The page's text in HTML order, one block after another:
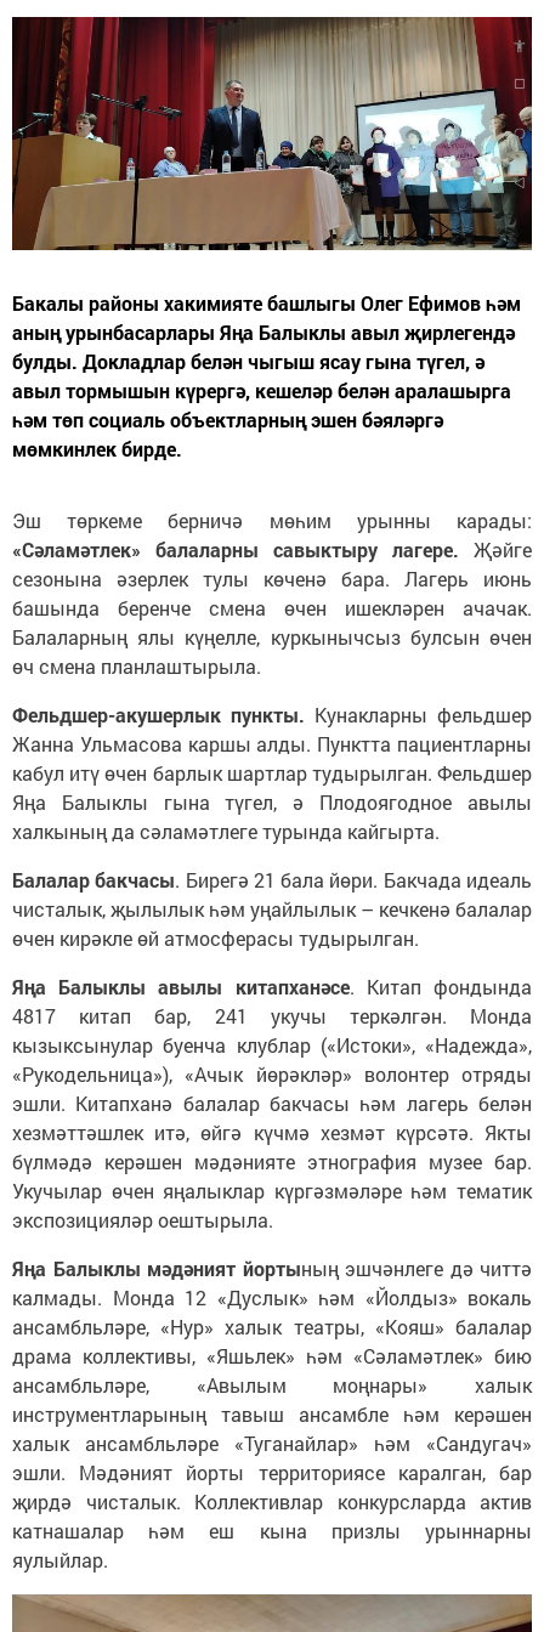
Бакалы районы хакимияте башлыгы Олег Ефимов һәм
аның урынбасарлары Яңа Балыклы авыл җирлегендә
булды. Докладлар белән чыгыш ясау гына түгел, ә
авыл тормышын күрергә, кешеләр белән аралашырга
һәм төп социаль объектларның эшен бәяләргә
мөмкинлек бирде.
Эш төркеме берничә мөһим урынны карады:
«Сәламәтлек» балаларны савыктыру лагере. Җәйге
сезонына әзерлек тулы көченә бара. Лагерь июнь
башында беренче смена өчен ишекләрен ачачак.
Балаларның ялы күңелле, куркынычсыз булсын өчен
өч смена планлаштырыла.
Фельдшер-акушерлык пункты. Кунакларны фельдшер
Жанна Ульмасова каршы алды. Пунктта пациентларны
кабул итү өчен барлык шартлар тудырылган. Фельдшер
Яңа Балыклы гына түгел, ә Плодоягодное авылы
халкының да сәламәтлеге турында кайгырта.
Балалар бакчасы. Бирегә 21 бала йөри. Бакчада идеаль
чисталык, җылылык һәм уңайлылык – кечкенә балалар
өчен кирәкле өй атмосферасы тудырылган.
Яңа Балыклы авылы китапханәсе. Китап фондында
4817 китап бар, 241 укучы теркәлгән. Монда
кызыксынулар буенча клублар («Истоки», «Надежда»,
«Рукодельница»), «Ачык йөрәкләр» волонтер отряды
эшли. Китапханә балалар бакчасы һәм лагерь белән
хезмәттәшлек итә, өйгә күчмә хезмәт күрсәтә. Якты
бүлмәдә керәшен мәдәнияте этнография музее бар.
Укучылар өчен яңалыклар күргәзмәләре һәм тематик
экспозицияләр оештырыла.
Яңа Балыклы мәдәният йортының эшчәнлеге дә читтә
калмады. Монда 12 «Дуслык» һәм «Йолдыз» вокаль
ансамбльләре, «Нур» халык театры, «Кояш» балалар
драма коллективы, «Яшьлек» һәм «Сәламәтлек» бию
ансамбльләре, «Авылым моңнары» халык
инструментларының тавыш ансамбле һәм керәшен
халык ансамбльләре «Туганайлар» һәм «Сандугач»
эшли. Мәдәният йорты территориясе каралган, бар
җирдә чисталык. Коллективлар конкурсларда актив
катнашалар һәм еш кына призлы урыннарны
яулыйлар.